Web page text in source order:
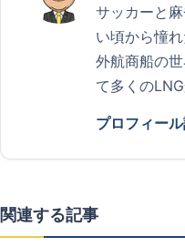
サッカーと
い頃から憧
外航商船の
て多くの
プロフィー
関連する記事